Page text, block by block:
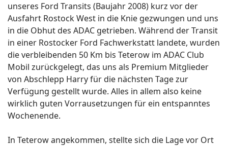
unseres Ford Transits (Baujahr 2008) kurz vor der
Ausfahrt Rostock West in die Knie gezwungen und uns
in die Obhut des ADAC getrieben. Während der Transit
in einer Rostocker Ford Fachwerkstatt landete, wurden
die verbleibenden 50 Km bis Teterow im ADAC Club
Mobil zurückgelegt, das uns als Premium Mitglieder
von Abschlepp Harry für die nächsten Tage zur
Verfügung gestellt wurde. Alles in allem also keine
wirklich guten Vorrausetzungen für ein entspanntes
Wochenende.
In Teterow angekommen, stellte sich die Lage vor Ort